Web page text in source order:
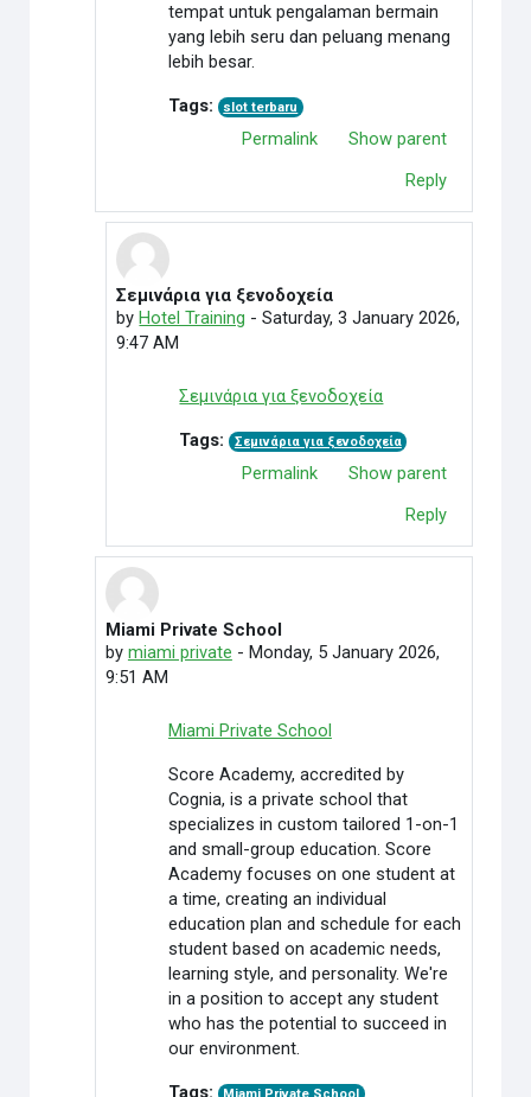
tempat untuk pengalaman bermain
yang lebih seru dan peluang menang
lebih besar.
Tags: slot terbaru
Permalink
Show parent
Reply
In reply to cambrilearn school
Σεμινάρια για ξενοδοχεία
byHotel Training -Saturday, 3 January 2026,
9:47 AM
Σεμινάρια για ξενοδοχεία
Tags: Σεμινάρια για ξενοδοχεία
Permalink
Show parent
Reply
In reply to Credit Cardoffers
Miami Private School
by miami private - Monday, 5 January 2026,
9:51 AM
Miami Private School
Score Academy, accredited by
Cognia, is a private school that
specializes in custom tailored 1-on-1
and small-group education. Score
Academy focuses on one student at
a time, creating an individual
education plan and schedule for each
student based on academic needs,
learning style, and personality. We're
in a position to accept any student
who has the potential to succeed in
our environment.
Tags: